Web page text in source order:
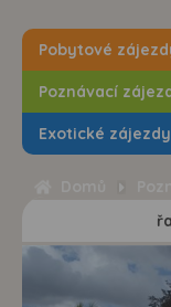
Pobytové
Poznávací
Exotické zájezdy